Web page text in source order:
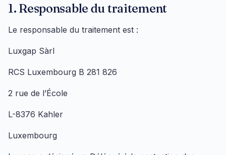
1. Responsable du traitement
Le responsable du traitement est :
Luxgap Sàrl
RCS Luxembourg B 281 826
2 rue de l’École
L-8376 Kahler
Luxembourg